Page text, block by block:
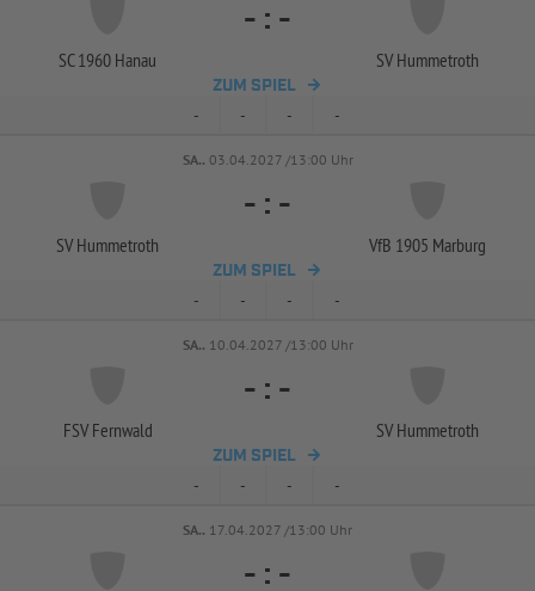
SC 1960 Hanau
- : -
SV Hummetroth
ZUM SPIEL
- - - -
SA.. 03.04.2027 /13:00 Uhr
SV Hummetroth
- : -
VfB 1905 Marburg
ZUM SPIEL
- - - -
SA.. 10.04.2027 /13:00 Uhr
FSV Fernwald
- : -
SV Hummetroth
ZUM SPIEL
- - - -
SA.. 17.04.2027 /13:00 Uhr
- : -